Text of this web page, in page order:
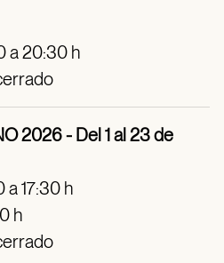
a 20:30 h
2026 - Del 1 al 23 de
a 17:30 h
h